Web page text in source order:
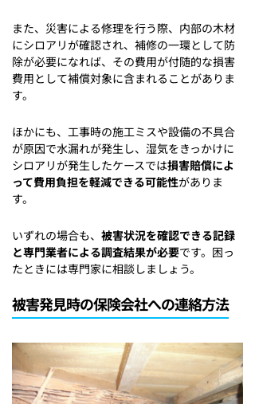
また、災害による修理を行う際、内部の木材
にシロアリが確認され、補修の一環として防
除が必要になれば、その費用が付随的な損害
費用として補償対象に含まれることがありま
す。
ほかにも、工事時の施工ミスや設備の不具合
が原因で水漏れが発生し、湿気をきっかけに
シロアリが発生したケースでは損害賠償によ
って費用負担を軽減できる可能性がありま
す。
いずれの場合も、 被害状況を確認できる記録
と専門業者による調査結果が必要です。困っ
たときには専門家に相談しましょう。
被害発見時の保険会社への連絡方法